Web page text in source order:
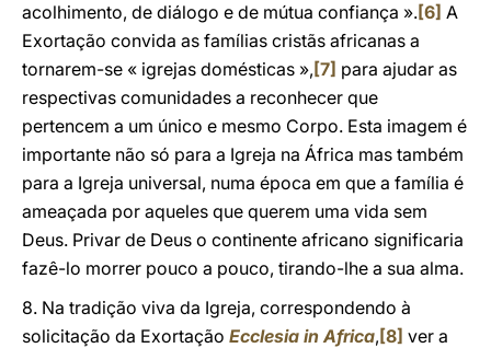
acolhimento, de diálogo e de mútua confiança ».[6] A
Exortação convida as famílias cristãs africanas a
tornarem-se « igrejas domésticas », [7] para ajudar as
respectivas comunidades a reconhecer que
pertencem a um único e mesmo Corpo. Esta imagem é
importante não só para a Igreja na África mas também
para a Igreja universal, numa época em que a família é
ameaçada por aqueles que querem uma vida sem
Deus. Privar de Deus o continente africano significaria
fazê-lo morrer pouco a pouco, tirando-lhe a sua alma.
8. Na tradição viva da Igreja, correspondendo à
solicitação da Exortação Ecclesia in Africa, [8] ver a